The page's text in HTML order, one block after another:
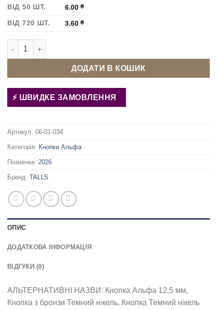
ВІД 50 ШТ. 6.00₴
ВІД 720 ШТ. 3.60₴
Кнопка Альфа 12,5 мм Темний нікель Латунь кількість
ДОДАТИ В КОШИК
ШВИДКЕ ЗАМОВЛЕННЯ
Артикул: 06-01-034
Категорія: Кнопки Альфа
Позначка: 2026
Бренд: TALLS
ОПИС
ДОДАТКОВА ІНФОРМАЦІЯ
ВІДГУКИ (0)
АЛЬТЕРНАТИВНІ НАЗВИ: Кнопка Альфа 12,5 мм,
Кнопка з бронзи Темний нікель, Кнопка Темний нікель